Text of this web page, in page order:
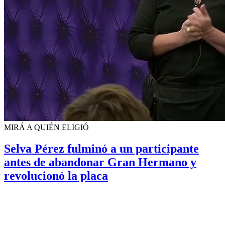
MIRÁ A QUIÉN ELIGIÓ
Selva Pérez fulminó a un participante
antes de abandonar Gran Hermano y
revolucionó la placa